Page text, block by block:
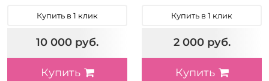
Купить в 1 клик
10 000 руб.
Купить
Купить в 1 клик
2 000 руб.
Купить